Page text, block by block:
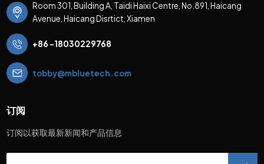
Room 301, Building A, Taidi Haixi Centre, No.891, Haicang
Avenue, Haicang Disrtict, Xiamen
+86 -18030229768
tobby@mbluetech.com
订阅
订阅以获取最新新闻和产品信息